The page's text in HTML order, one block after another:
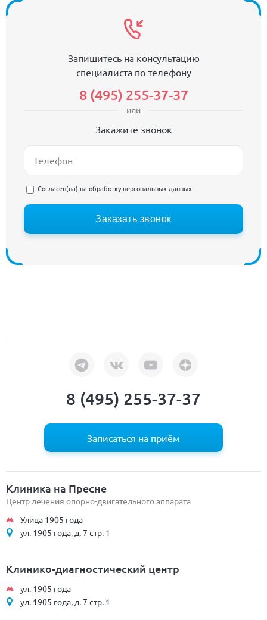
Запишитесь на консультацию
специалиста по телефону
8 (495) 255-37-37
или
Закажите звонок
Согласен(на) на обработку персональных данных
Заказать звонок
8 (495) 255-37-37
Записаться на приём
Клиника на Пресне
Центр лечения опорно-двигательного аппарата
Улица 1905 года
ул. 1905 года, д. 7 стр. 1
Клинико-диагностический центр
ул. 1905 года
ул. 1905 года, д. 7 стр. 1